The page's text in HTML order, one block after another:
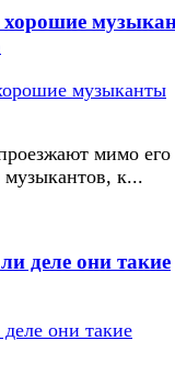
хорошие
мимо его
к...
деле они такие